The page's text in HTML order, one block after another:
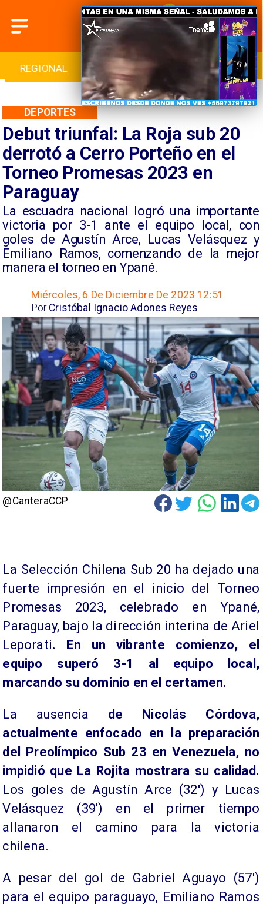
INTERNACIONAL DEPORTES CULTURA
Debut triunfal: La Roja sub 20
derrotó a Cerro Porteño en el
Torneo Promesas 2023 en
Paraguay
​La escuadra nacional logró una importante
victoria por 3-1 ante el equipo local, con
goles de Agustín Arce, Lucas Velásquez y
Emiliano Ramos, comenzando de la mejor
manera el torneo en Ypané.
DEPORTES
Miércoles, 6 De Diciembre De 2023 12:51
Cristóbal Ignacio Adones Reyes
Por
@CanteraCCP
La Selección Chilena Sub 20 ha dejado una
fuerte impresión en el inicio del Torneo
Promesas 2023, celebrado en Ypané,
Paraguay, bajo la dirección interina de Ariel
Leporati. En un vibrante comienzo, el
equipo superó 3-1 al equipo local,
marcando su dominio en el certamen.
La ausencia de Nicolás Córdova,
actualmente enfocado en la preparación
del Preolímpico Sub 23 en Venezuela, no
impidió que La Rojita mostrara su calidad.
Los goles de Agustín Arce (32′) y Lucas
Velásquez (39′) en el primer tiempo
allanaron el camino para la victoria
chilena.
A pesar del gol de Gabriel Aguayo (57′)
para el equipo paraguayo, Emiliano Ramos